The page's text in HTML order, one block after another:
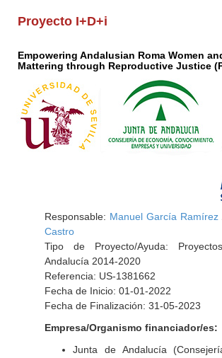
Proyecto I+D+i
Empowering Andalusian Roma Women
Mattering through Reproductive Justice
Responsable: Manuel García Ramírez
Castro
Tipo de Proyecto/Ayuda:
Andalucía 2014-2020
Referencia: US-1381662
Fecha de Inicio: 01-01-2022
Fecha de Finalización: 31-05-2023
Empresa/Organismo financiador/es:
Junta de Andalucía